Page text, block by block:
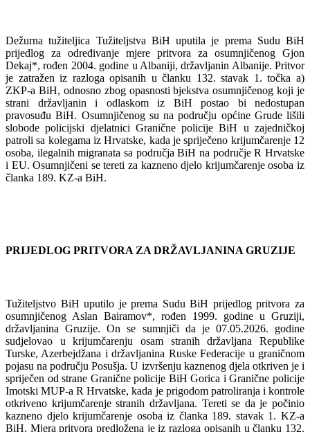
Dežurna tužiteljica Tužiteljstva BiH uputila je prema Sudu BiH
prijedlog za određivanje mjere pritvora za osumnjičenog Gjon
Dekaj*, rođen 2004. godine u Albaniji, državljanin Albanije. Pritvor
je zatražen iz razloga opisanih u članku 132. stavak 1. točka a)
ZKP-a BiH, odnosno zbog opasnosti bjekstva osumnjičenog koji je
strani državljanin i odlaskom iz BiH postao bi nedostupan
pravosuđu BiH. Osumnjičenog su na području općine Grude lišili
slobode policijski djelatnici Granične policije BiH u zajedničkoj
patroli sa kolegama iz Hrvatske, kada je spriječeno krijumčarenje 12
osoba, ilegalnih migranata sa područja BiH na područje R Hrvatske
i EU. Osumnjičeni se tereti za kazneno djelo krijumčarenje osoba iz
članka 189. KZ-a BiH.
PRIJEDLOG PRITVORA ZA DRŽAVLJANINA GRUZIJE
Tužiteljstvo BiH uputilo je prema Sudu BiH prijedlog pritvora za
osumnjičenog Aslan Bairamov*, rođen 1999. godine u Gruziji,
državljanina Gruzije. On se sumnjiči da je 07.05.2026. godine
sudjelovao u krijumčarenju osam stranih državljana Republike
Turske, Azerbejdžana i državljanina Ruske Federacije u graničnom
pojasu na području Posušja. U izvršenju kaznenog djela otkriven je i
spriječen od strane Granične policije BiH Gorica i Granične policije
Imotski MUP-a R Hrvatske, kada je prigodom patroliranja i kontrole
otkriveno krijumčarenje stranih državljana. Tereti se da je počinio
kazneno djelo krijumčarenje osoba iz članka 189. stavak 1. KZ-a
BiH. Mjera pritvora predložena je iz razloga opisanih u članku 132.